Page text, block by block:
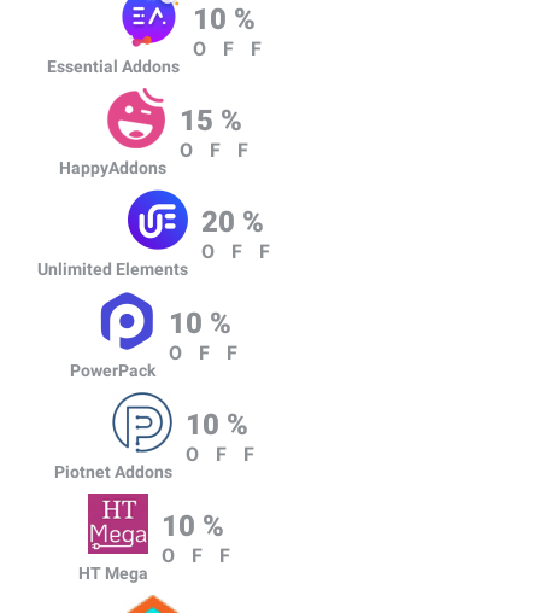
Essential Addons
10 %
OFF
HappyAddons
15 %
OFF
Unlimited Elements
20 %
OFF
PowerPack
10 %
OFF
Piotnet Addons
10 %
OFF
HT Mega
10 %
OFF